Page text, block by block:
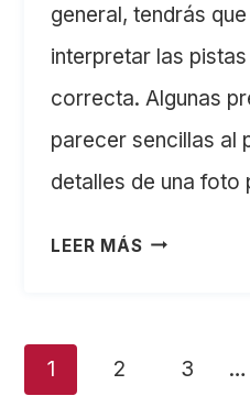
general, tendrás
interpretar las
correcta. Algunas
parecer sencillas al
detalles de una foto
LEER MÁS RETO
GENERAL:
Navegación
1 2 3 …